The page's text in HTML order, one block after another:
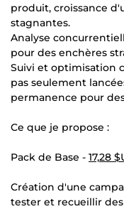
produit, croissance
stagnantes.
Analyse
pour des enchères
Suivi et optimisation
pas seulement
permanence pour
Ce que je propose :
Pack de Base - 17,28
Création d'une
tester et recueillir